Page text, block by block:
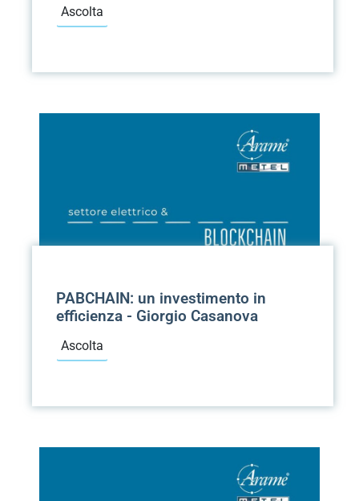
Ascolta
PABCHAIN: un investimento in
efficienza - Giorgio Casanova
Ascolta